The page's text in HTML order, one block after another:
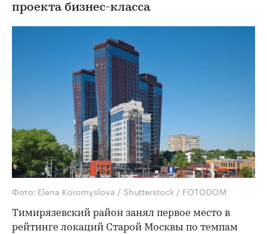
проекта бизнес-класса
Фото: Elena Koromyslova / Shutterstock / FOTODOM
Тимирязевский район занял первое место в
рейтинге локаций Старой Москвы по темпам